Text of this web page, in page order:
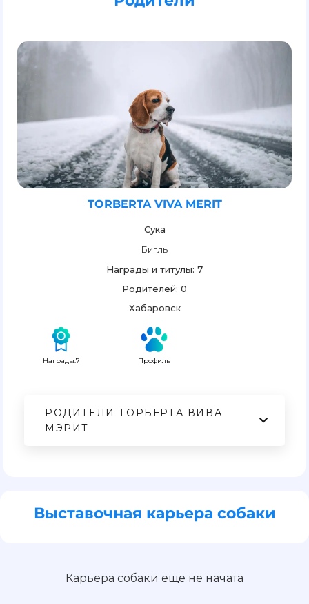
TORBERTA VIVA MERIT
Сука
Бигль
Награды и титулы: 7
Родителей: 0
Хабаровск
Награды:7 Профиль
РОДИТЕЛИ ТОРБЕРТА ВИВА
МЭРИТ
Выставочная карьера собаки
Карьера собаки еще не начата